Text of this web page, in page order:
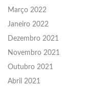
Março 2022
Janeiro 2022
Dezembro 2021
Novembro 2021
Outubro 2021
Abril 2021